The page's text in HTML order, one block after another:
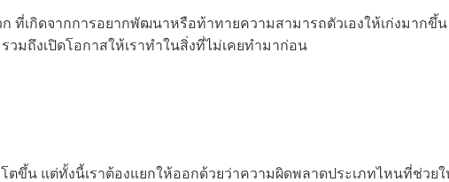
ที่เกิดจากการอยากพัฒนาหรือท้าทายความสามารถตัวเองให้เก่งมากขึ้
วมถึงเปิดโอกาสให้เราทำในสิ่งที่ไม่เคยทำมาก่อน
ขึ้น แต่ทั้งนี้เราต้องแยกให้ออกด้วยว่าความผิดพลาดประเภทไหนที่ช่วยใ